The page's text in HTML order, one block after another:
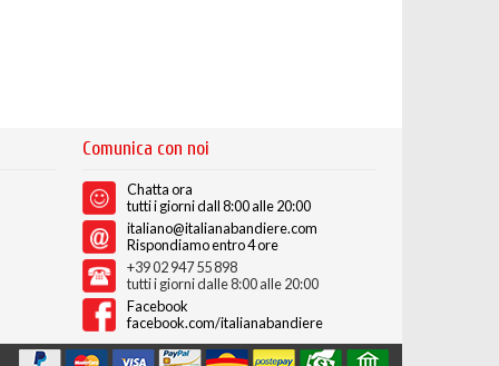
Comunica con noi
Chatta ora
tutti i giorni dall 8:00 alle 20:00
italiano@italianabandiere.com
Rispondiamo entro 4 ore
+39 02 947 55 898
tutti i giorni dalle 8:00 alle 20:00
Facebook
facebook.com/italianabandiere